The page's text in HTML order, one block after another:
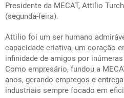
Presidente da MECAT, Attilio
(segunda-feira).
Attilio foi um ser humano
capacidade criativa, um coração
infinidade de amigos por
Como empresário, fundou a
anos, gerando empregos e
industriais sempre focado em